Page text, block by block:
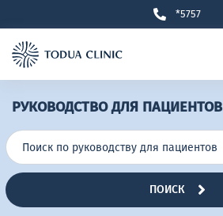
*5757
РУКОВОДСТВО ДЛЯ ПАЦИЕНТОВ
ПОИСК